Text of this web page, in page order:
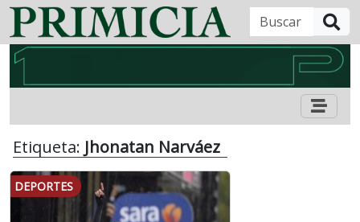
Etiqueta: Jhonatan Narváez
DEPORTES